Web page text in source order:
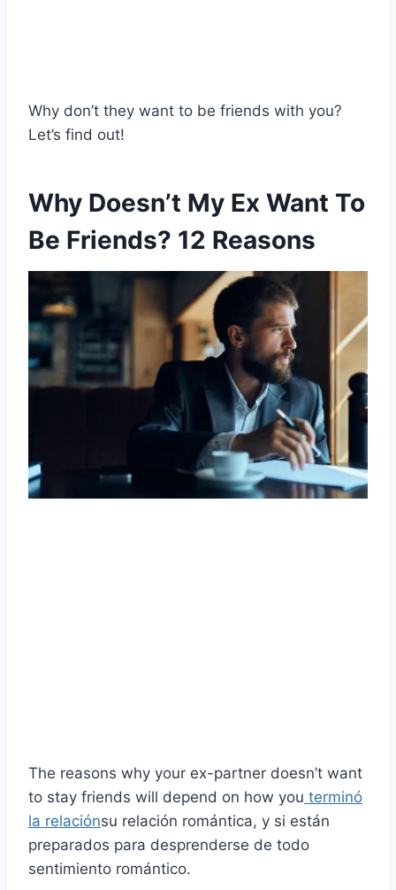
Why don’t they want to be friends with you?
Let’s find out!
Why Doesn’t My Ex Want To
Be Friends? 12 Reasons
The reasons why your ex-partner doesn’t want
to stay friends will depend on how you terminó
la relaciónsu relación romántica, y si están
preparados para desprenderse de todo
sentimiento romántico.